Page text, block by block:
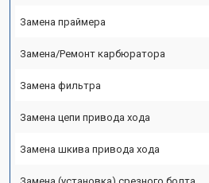
Замена праймера
Замена/Pемонт карбюратора
Замена фильтра
Замена цепи привода хода
Замена шкива привода хода
Замена (установка) срезного болта